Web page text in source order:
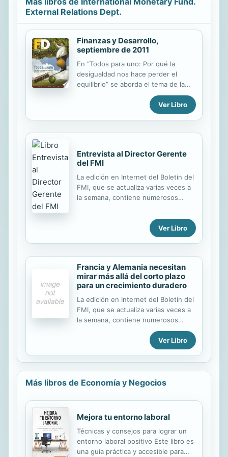
External Relations Dept.
Finanzas y Desarrollo,
septiembre de 2011
En “Todos para uno: Por qué la
desigualdad nos hace perder el
equilibrio” se aborda el tema de la
desigualdad y las múltiples razones
por las cuales es importante. En
nuestro artículo central, Branko
cómo se mide la desigualdad de
de los países se ha agudizado esta
desigualdad. La buena noticia,
señala, es que a escala mundial, es
decir, la desigualdad entre los
países, posiblemente esté
concluyen que una sociedad más
Ver Libro
Entrevista al Director Gerente
del FMI
La edición en Internet del Boletín del
FMI, que se actualiza varias veces a
la semana, contiene numerosos
en el ámbito de las políticas y la
economía. Consulte las últimas
investigaciones del FMI, lea
los principales economistas del FMI
sobre importantes temas
relacionados con la economía
mundial.
www.imf.org/external/pubs/ft/survey/so/
Ver Libro
Francia y Alemania necesitan
mirar más allá del corto plazo
para un crecimiento duradero
La edición en Internet del Boletín del
FMI, que se actualiza varias veces a
la semana, contiene numerosos
artículos sobre temas de actualidad
en el ámbito de las políticas y la
economía. Consulte las últimas
investigaciones del FMI, lea
entrevistas y escuche podcasts de
los principales economistas del FMI
relacionados con la economía
www.imf.org/external/pubs/ft/survey/so/
Ver Libro
Más libros de Economía y Negocios
Mejora tu entorno laboral
Técnicas y consejos para lograr un
entorno laboral positivo Este libro es
una guía práctica y accesible para